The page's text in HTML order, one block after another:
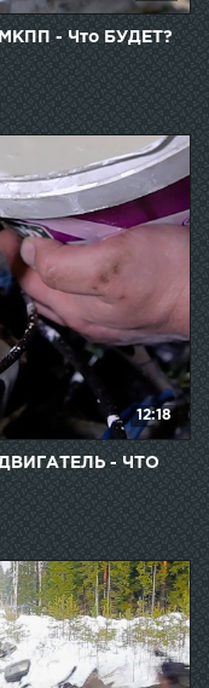
- Что БУДЕТ?
12:18
- ЧТО